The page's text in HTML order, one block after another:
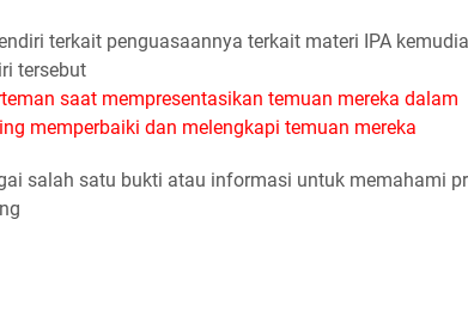
terkait penguasaannya terkait materi IPA
tersebut
saat mempresentasikan temuan mereka dalam
memperbaiki dan melengkapi temuan mereka
salah satu bukti atau informasi untuk memahami